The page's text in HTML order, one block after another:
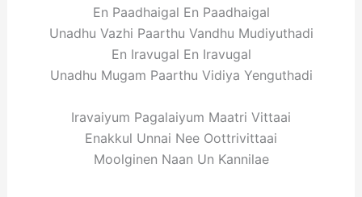
En Paadhaigal En Paadhaigal
Unadhu Vazhi Paarthu Vandhu Mudiyuthadi
En Iravugal En Iravugal
Unadhu Mugam Paarthu Vidiya Yenguthadi
Iravaiyum Pagalaiyum Maatri Vittaai
Enakkul Unnai Nee Oottrivittaai
Moolginen Naan Un Kannilae